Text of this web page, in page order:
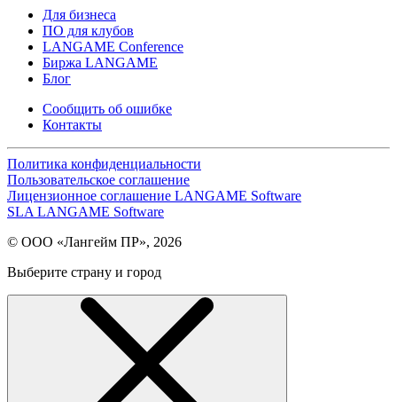
Для бизнеса
ПО для клубов
LANGAME Conference
Биржа LANGAME
Блог
Сообщить об ошибке
Контакты
Политика конфиденциальности
Пользовательское соглашение
Лицензионное соглашение LANGAME Software
SLA LANGAME Software
© ООО «Лангейм ПР», 2026
Выберите страну и город